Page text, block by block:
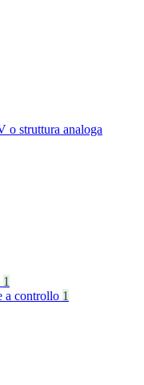
o struttura analoga
1
a controllo 1